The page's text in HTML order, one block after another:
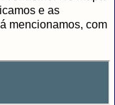
e as
mencionamos, com